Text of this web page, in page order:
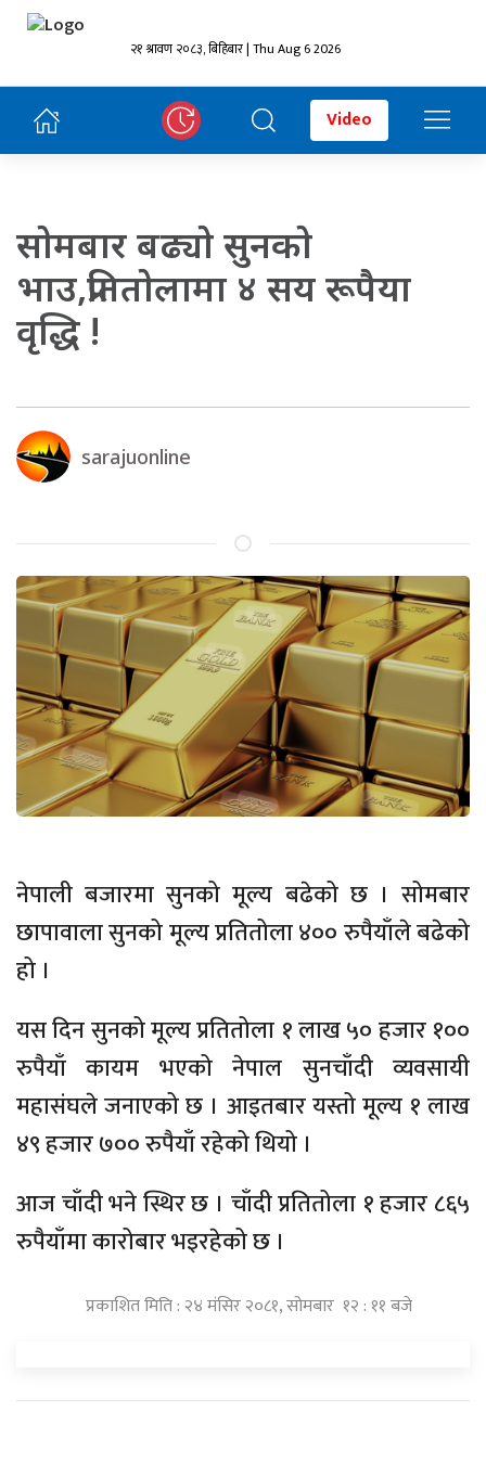
२१ श्रावण २०८३, बिहिबार | Thu Aug 6 2026
Video
साेमबार बढ्याे सुनकाे
भाउ,प्रतिताेलामा ४ सय रूपैया
वृद्धि !
sarajuonline
नेपाली बजारमा सुनको मूल्य बढेको छ । सोमबार
छापावाला सुनको मूल्य प्रतितोला ४०० रुपैयाँले बढेको
हो ।
यस दिन सुनको मूल्य प्रतितोला १ लाख ५० हजार १००
रुपैयाँ कायम भएको नेपाल सुनचाँदी व्यवसायी
महासंघले जनाएको छ । आइतबार यस्तो मूल्य १ लाख
४९ हजार ७०० रुपैयाँ रहेको थियो ।
आज चाँदी भने स्थिर छ । चाँदी प्रतितोला १ हजार ८६५
रुपैयाँमा कारोबार भइरहेको छ ।
प्रकाशित मिति : २४ मंसिर २०८१, सोमबार १२ : ११ बजे